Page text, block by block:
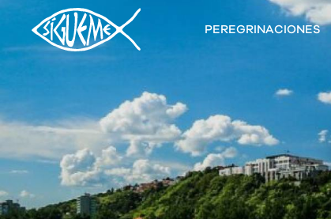
PEREGRINACIONES